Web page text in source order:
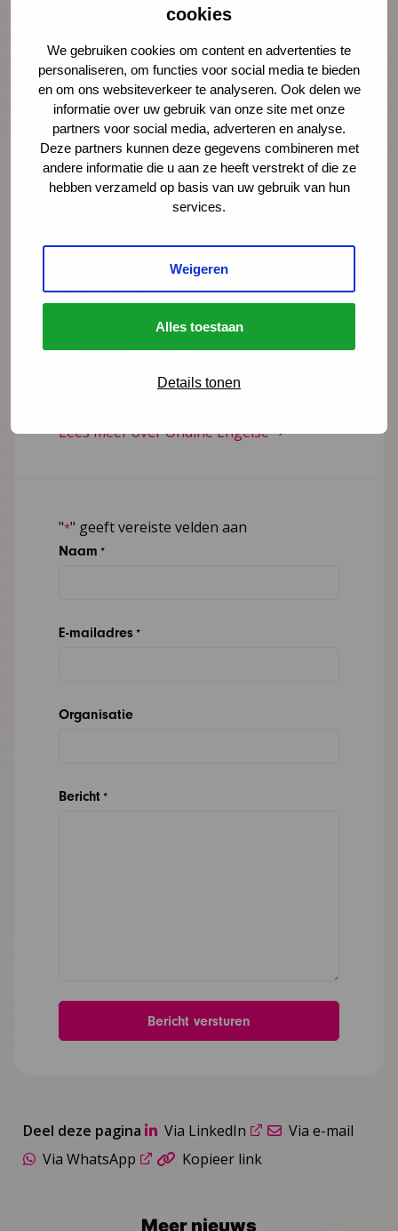
cookies
We gebruiken cookies om content en advertenties te
personaliseren, om functies voor social media te bieden
en om ons websiteverkeer te analyseren. Ook delen we
informatie over uw gebruik van onze site met onze
partners voor social media, adverteren en analyse.
Deze partners kunnen deze gegevens combineren met
andere informatie die u aan ze heeft verstrekt of die ze
hebben verzameld op basis van uw gebruik van hun
services.
Weigeren
Alles toestaan
Details tonen
Bekijk de handleiding
Meer weten?
Ondine Engelse
adviseur
oengelse@ncj.nl
06 - 53 97 60 45
Lees meer over Ondine Engelse
"*" geeft vereiste velden aan
Naam *
E-mailadres *
Organisatie
Bericht *
Deel deze pagina Via LinkedIn
Via e-mail
Via WhatsApp
Kopieer link
Meer nieuws